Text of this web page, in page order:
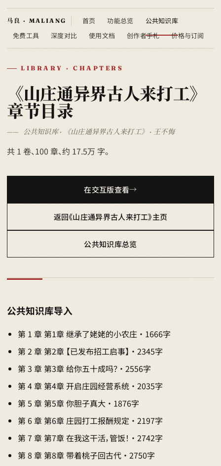
首页 功能总览
公共知识库
免费工具
深度对比 使用文档 创作者手札 价格与订阅
LIBRARY · CHAPTERS
《山庄通异界古人来打工》
章节目录
公共知识库 · 《山庄通异界古人来打工》 · 王不悔
共 1 卷、100 章、约 17.5万 字。
在交互版查看
返回《山庄通异界古人来打工》主页
公共知识库总览
公共知识库导入
第 1 章 第1章 继承了姥姥的小农庄 · 1666字
第 2 章 第2章 【已发布招工启事】 · 2345字
第 3 章 第3章 给你五十成吗？ · 2556字
第 4 章 第4章 开启庄园经营系统 · 2035字
第 5 章 第5章 你胆子真大 · 1876字
第 6 章 第6章 庄园打工报酬规定 · 2197字
第 7 章 第7章 在我这干活，管饭！ · 2742字
第 8 章 第8章 带着桃子回古代 · 2750字